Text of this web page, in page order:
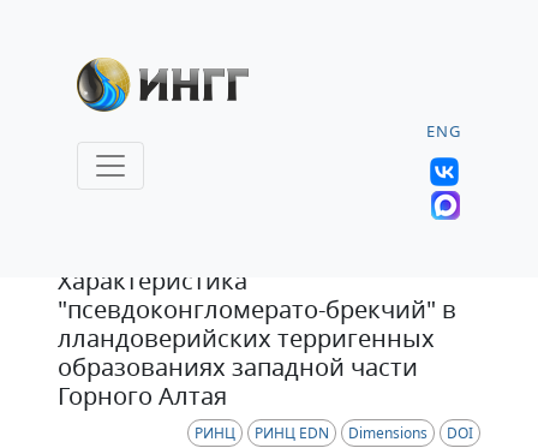
ENG
Характеристика
"псевдоконгломерато-брекчий" в
лландоверийских терригенных
образованиях западной части
Горного Алтая
РИНЦ РИНЦ EDN Dimensions DOI